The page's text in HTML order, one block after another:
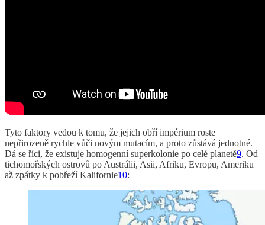
Tyto faktory vedou k tomu, že jejich obří impérium roste
nepřirozeně rychle vůči novým mutacím, a proto zůstává jednotné.
Dá se říci, že existuje homogenní superkolonie po celé planetě9. Od
tichomořských ostrovů po Austrálii, Asii, Afriku, Evropu, Ameriku
až zpátky k pobřeží Kalifornie10: